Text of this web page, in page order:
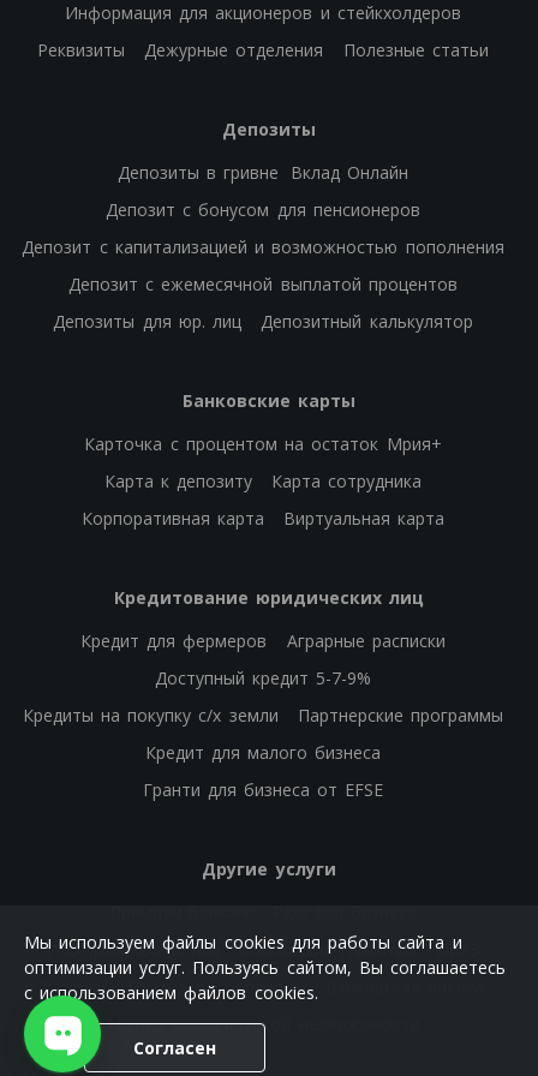
Информация для акционеров и стейкхолдеров
Реквизиты
Дежурные отделения Полезные статьи
Депозиты
Депозиты в гривне
Вклад Онлайн
Депозит с бонусом для пенсионеров
Депозит с капитализацией и возможностью пополнения
Депозит с ежемесячной выплатой процентов
Депозиты для юр. лиц
Депозитный калькулятор
Банковские карты
Карточка с процентом на остаток Мрия+
Карта к депозиту
Карта сотрудника
Корпоративная карта
Виртуальная карта
Кредитование юридических лиц
Кредит для фермеров
Аграрные расписки
Доступный кредит 5-7-9%
Кредиты на покупку с/х земли
Партнерские программы
Кредит для малого бизнеса
Гранти для бизнеса от EFSE
Другие услуги
РКО физических лиц
Банковские гарантии
ОВГЗ
Е-лимит
Платежи и переводы
Аренда коммерческой недвижимости
Мы используем файлы cookies для работы сайта и
оптимизации услуг. Пользуясь сайтом, Вы соглашаетесь
с использованием файлов cookies.
Согласен